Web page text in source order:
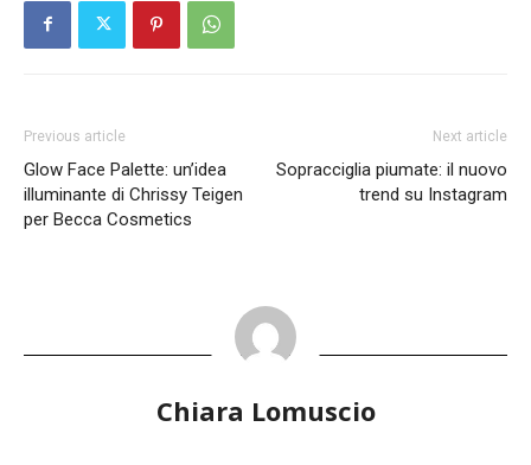
Previous article
Glow Face Palette: un’idea
illuminante di Chrissy Teigen
per Becca Cosmetics
Next article
Sopracciglia piumate: il nuovo
trend su Instagram
Chiara Lomuscio